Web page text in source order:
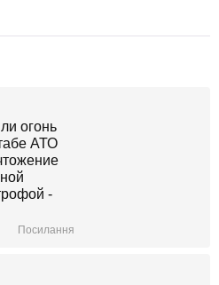
Посилання